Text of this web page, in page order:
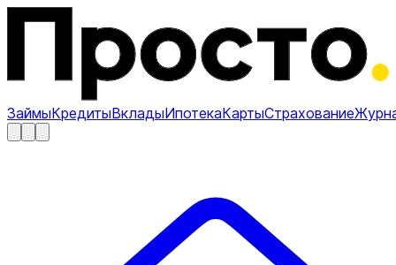
ЗаймыКредитыВкладыИпотекаКартыСтрахование